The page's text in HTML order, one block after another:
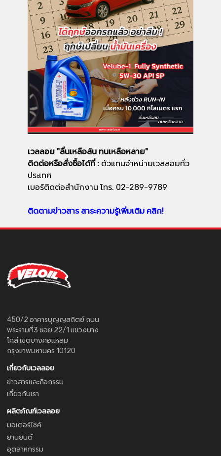
เวลลอย "ลื่นเหลือล้น ทนเหลือหลาย"
ติดต่อหรือสั่งซื้อได้ที่ : ตัวแทนจำหน่ายเวลลอยทั่ว
ประเทศ
เบอร์ติดต่อสำนักงาน โทร. 02-289-9789
ติดตามข่าวสาร สาระความรู้เพิ่มเติม คลิก!
450/2 อาคารบุญญสถิตย์ ถนน
พระรามที่3 ซอย 22/1 แขวงบาง
โคล่ เขตบางคอแหลม
กรุงเทพมหานคร 10120
เกี่ยวกับเวลลอย
ข่าวสารและกิจกรรม
เกี่ยวกับเรา
ผลิตภัณฑ์เวลลอย
มอเตอร์ไซค์
ยานยนต์
อุตสาหกรรม